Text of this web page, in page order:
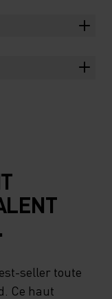
seller toute
Ce haut